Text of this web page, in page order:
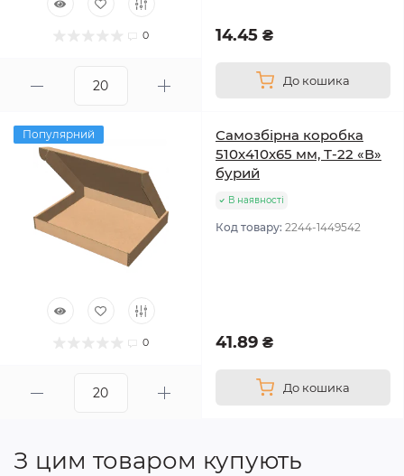
0 14.45 ₴
До кошика
Популярний
0
Самозбірна коробка
510х410х65 мм, Т-22 «В»
бурий
В наявності
Код товару: 2244-1449542
41.89 ₴
До кошика
З цим товаром купують